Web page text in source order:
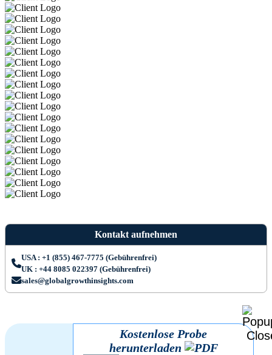
Kontakt aufnehmen
USA : +1 (855) 467-7775 (Gebührenfrei)
UK : +44 8085 022397 (Gebührenfrei)
sales@globalgrowthinsights.com
Kostenlose Probe
herunterladen